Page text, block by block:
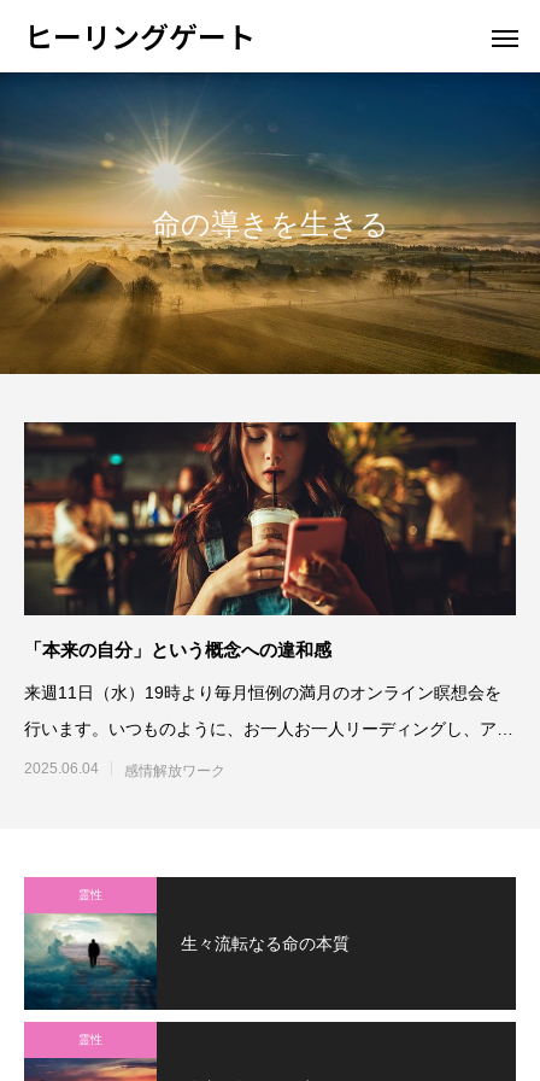
ヒーリングゲート
命の導きを生きる
「本来の自分」という概念への違和感
来週11日（水）19時より毎月恒例の満月のオンライン瞑想会を
行います。いつものように、お一人お一人リーディングし、アド
バイス、メ
2025.06.04 感情解放ワーク
霊性
生々流転なる命の本質
霊性